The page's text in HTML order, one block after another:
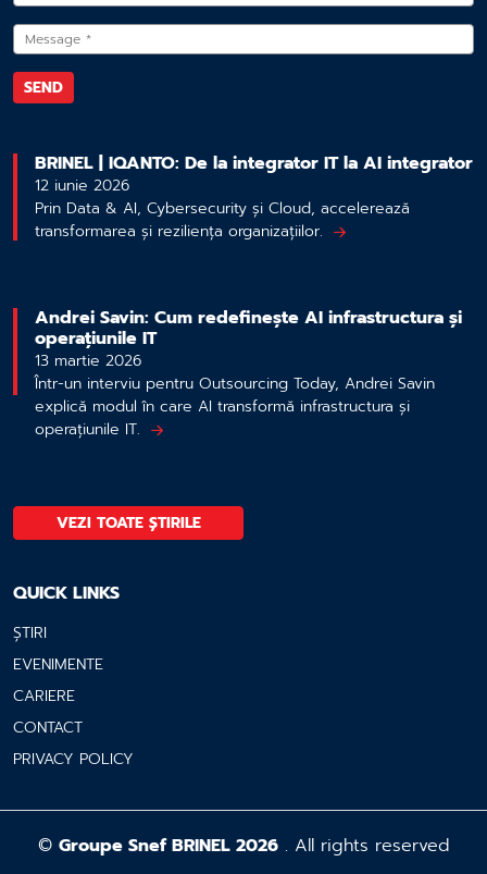
BRINEL | IQANTO: De la integrator IT la AI integrator
12 iunie 2026
Prin Data & AI, Cybersecurity și Cloud, accelerează
transformarea și reziliența organizațiilor.
Andrei Savin: Cum redefinește AI infrastructura și
operațiunile IT
13 martie 2026
Într-un interviu pentru Outsourcing Today, Andrei Savin
explică modul în care AI transformă infrastructura și
operațiunile IT.
VEZI TOATE ȘTIRILE
QUICK LINKS
ȘTIRI
EVENIMENTE
CARIERE
CONTACT
PRIVACY POLICY
© Groupe Snef BRINEL 2026. All rights reserved